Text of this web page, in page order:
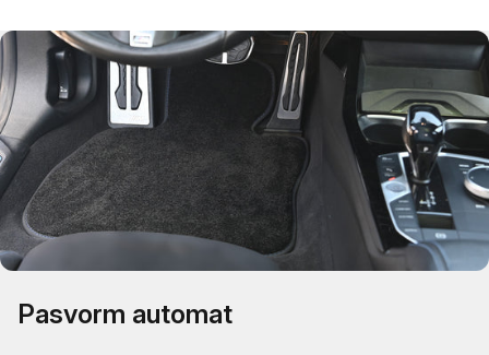
Pasvorm automat